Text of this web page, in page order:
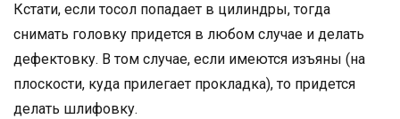
Кстати, если тосол попадает в цилиндры, тогда
снимать головку придется в любом случае и делать
дефектовку. В том случае, если имеются изъяны (на
плоскости, куда прилегает прокладка), то придется
делать шлифовку.